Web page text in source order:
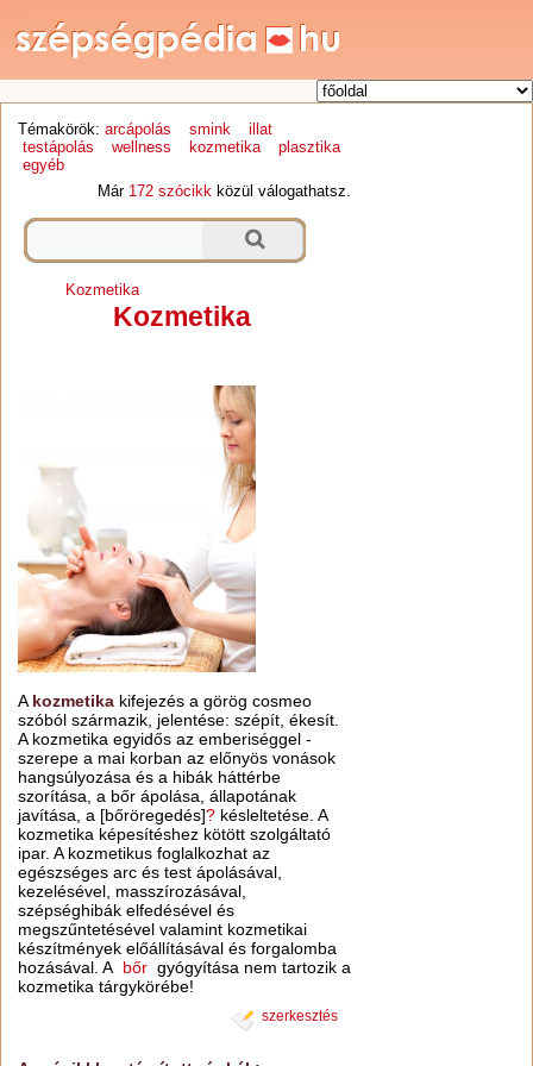
Témakörök: arcápolás smink
illat
testápolás
wellness kozmetika
plasztika
egyéb
Már 172 szócikk közül válogathatsz.
Kozmetika
Kozmetika
A kozmetika kifejezés a görög cosmeo
szóból származik, jelentése: szépít, ékesít.
A kozmetika egyidős az emberiséggel -
szerepe a mai korban az előnyös vonások
hangsúlyozása és a hibák háttérbe
szorítása, a bőr ápolása, állapotának
javítása, a [bőröregedés]? késleltetése. A
kozmetika képesítéshez kötött szolgáltató
ipar. A kozmetikus foglalkozhat az
egészséges arc és test ápolásával,
kezelésével, masszírozásával,
szépséghibák elfedésével és
megszűntetésével valamint kozmetikai
készítmények előállításával és forgalomba
hozásával. A bőr gyógyítása nem tartozik a
kozmetika tárgykörébe!
szerkesztés